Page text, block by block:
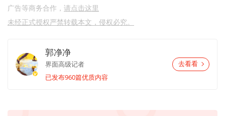
广告等商务合作， 请点击这里
未经正式授权严禁转载本文，侵权必究。
郭净净
界面高级记者
已发布960篇优质内容
去看看